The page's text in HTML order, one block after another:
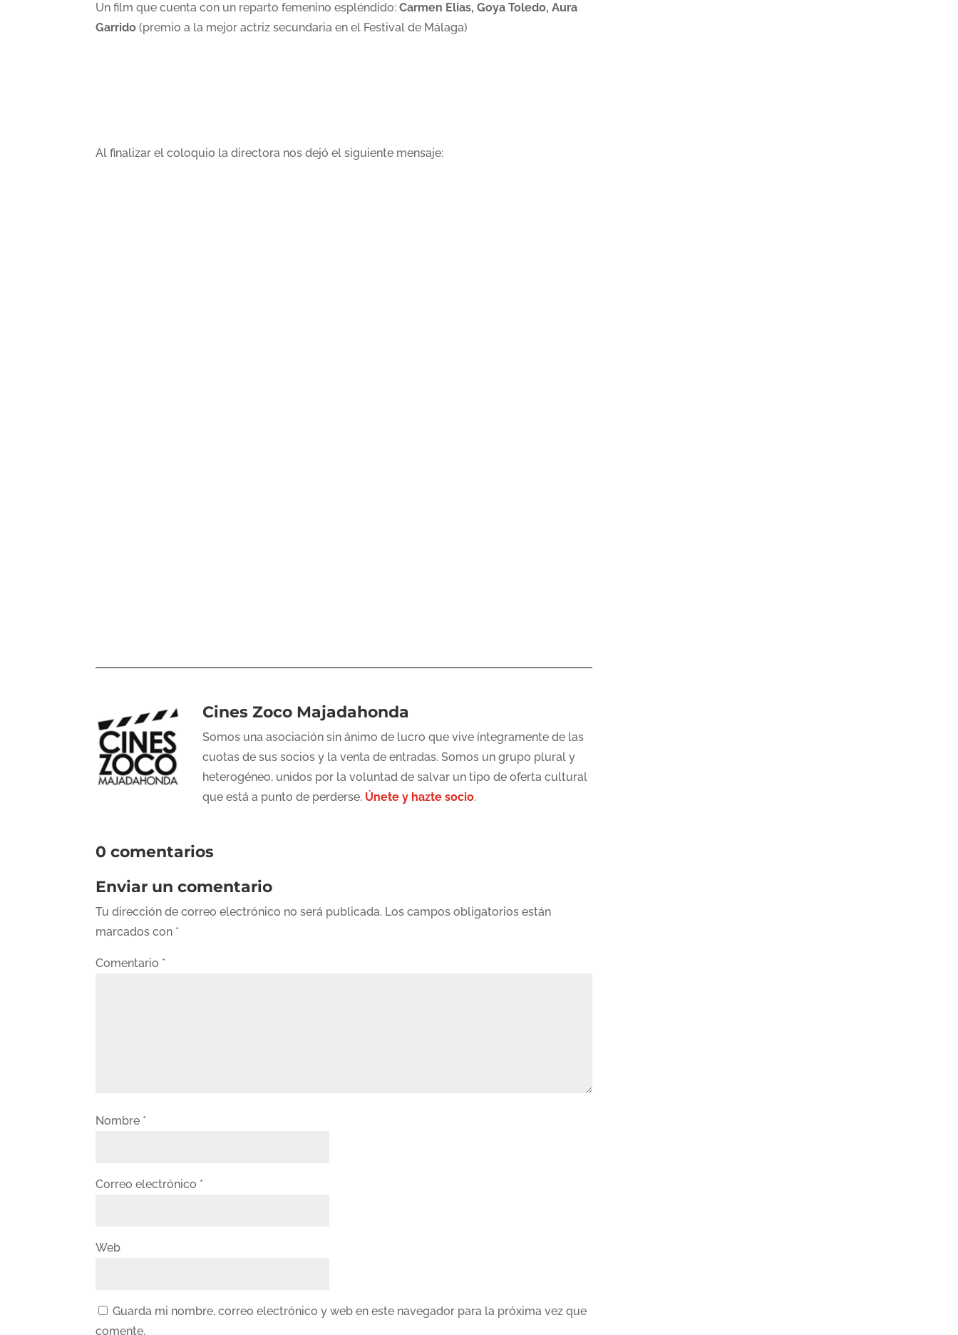
Un film que cuenta con un reparto femenino espléndido:Carmen Elias, Goya Toledo, Aura
Garrido (premio a la mejor actriz secundaria en el Festival de Málaga)
Al finalizar el coloquio la directora nos dejó el siguiente mensaje:
Cines Zoco Majadahonda
Somos una asociación sin ánimo de lucro que vive íntegramente de las
cuotas de sus socios y la venta de entradas. Somos un grupo plural y
heterogéneo, unidos por la voluntad de salvar un tipo de oferta cultural
que está a punto de perderse. Únete y hazte socio.
0 comentarios
Enviar un comentario
Tu dirección de correo electrónico no será publicada. Los campos obligatorios están
marcados con *
Comentario *
Nombre *
Correo electrónico *
Web
Guarda mi nombre, correo electrónico y web en este navegador para la próxima vez que
comente.